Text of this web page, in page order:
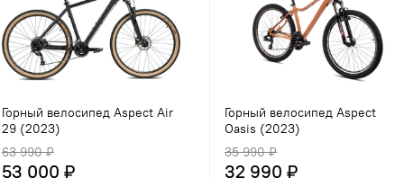
Горный велосипед Aspect Air
29 (2023)
63 990 ₽
53 000 ₽
Горный велосипед Aspect
Oasis (2023)
35 990 ₽
32 990 ₽